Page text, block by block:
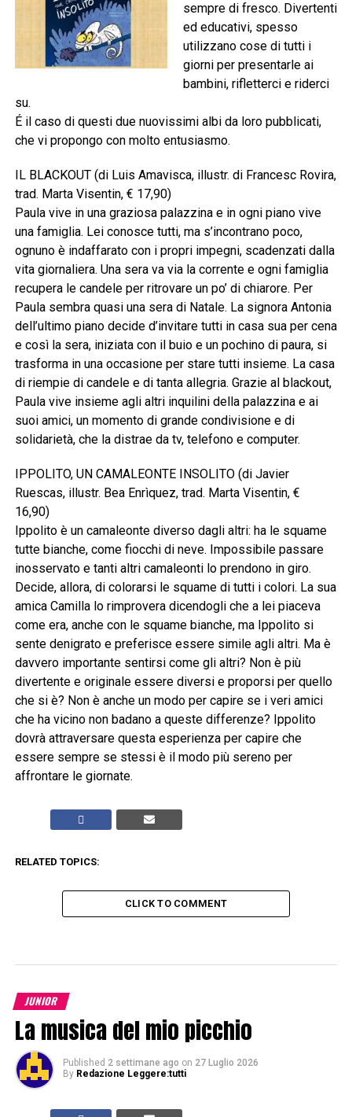
sempre di fresco. Divertenti
ed educativi, spesso
utilizzano cose di tutti i
giorni per presentarle ai
bambini, rifletterci e riderci
su.
É il caso di questi due nuovissimi albi da loro pubblicati,
che vi propongo con molto entusiasmo.
IL BLACKOUT (di Luis Amavisca, illustr. di Francesc Rovira,
trad. Marta Visentin, € 17,90)
Paula vive in una graziosa palazzina e in ogni piano vive
una famiglia. Lei conosce tutti, ma s’incontrano poco,
ognuno è indaffarato con i propri impegni, scadenzati dalla
vita giornaliera. Una sera va via la corrente e ogni famiglia
recupera le candele per ritrovare un po’ di chiarore. Per
Paula sembra quasi una sera di Natale. La signora Antonia
dell’ultimo piano decide d’invitare tutti in casa sua per cena
e così la sera, iniziata con il buio e un pochino di paura, si
trasforma in una occasione per stare tutti insieme. La casa
di riempie di candele e di tanta allegria. Grazie al blackout,
Paula vive insieme agli altri inquilini della palazzina e ai
suoi amici, un momento di grande condivisione e di
solidarietà, che la distrae da tv, telefono e computer.
IPPOLITO, UN CAMALEONTE INSOLITO (di Javier
Ruescas, illustr. Bea Enrìquez, trad. Marta Visentin, €
16,90)
Ippolito è un camaleonte diverso dagli altri: ha le squame
tutte bianche, come fiocchi di neve. Impossibile passare
inosservato e tanti altri camaleonti lo prendono in giro.
Decide, allora, di colorarsi le squame di tutti i colori. La sua
amica Camilla lo rimprovera dicendogli che a lei piaceva
come era, anche con le squame bianche, ma Ippolito si
sente denigrato e preferisce essere simile agli altri. Ma è
davvero importante sentirsi come gli altri? Non è più
divertente e originale essere diversi e proporsi per quello
che si è? Non è anche un modo per capire se i veri amici
che ha vicino non badano a queste differenze? Ippolito
dovrà attraversare questa esperienza per capire che
essere sempre se stessi è il modo più sereno per
affrontare le giornate.
RELATED TOPICS:
CLICK TO COMMENT
JUNIOR
La musica del mio picchio
Published 2 settimane ago on 27 Luglio 2026
By Redazione Leggere:tutti